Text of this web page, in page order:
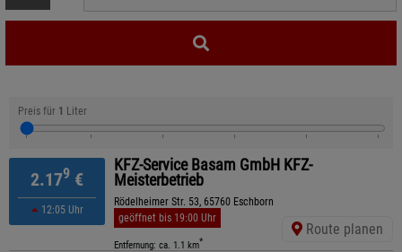
Preis für 1 Liter
2.179 €
12:05 Uhr
KFZ-Service Basam GmbH KFZ-
Meisterbetrieb
Rödelheimer Str. 53, 65760 Eschborn
geöffnet bis 19:00 Uhr
Entfernung: ca. 1.1 km*
Route planen